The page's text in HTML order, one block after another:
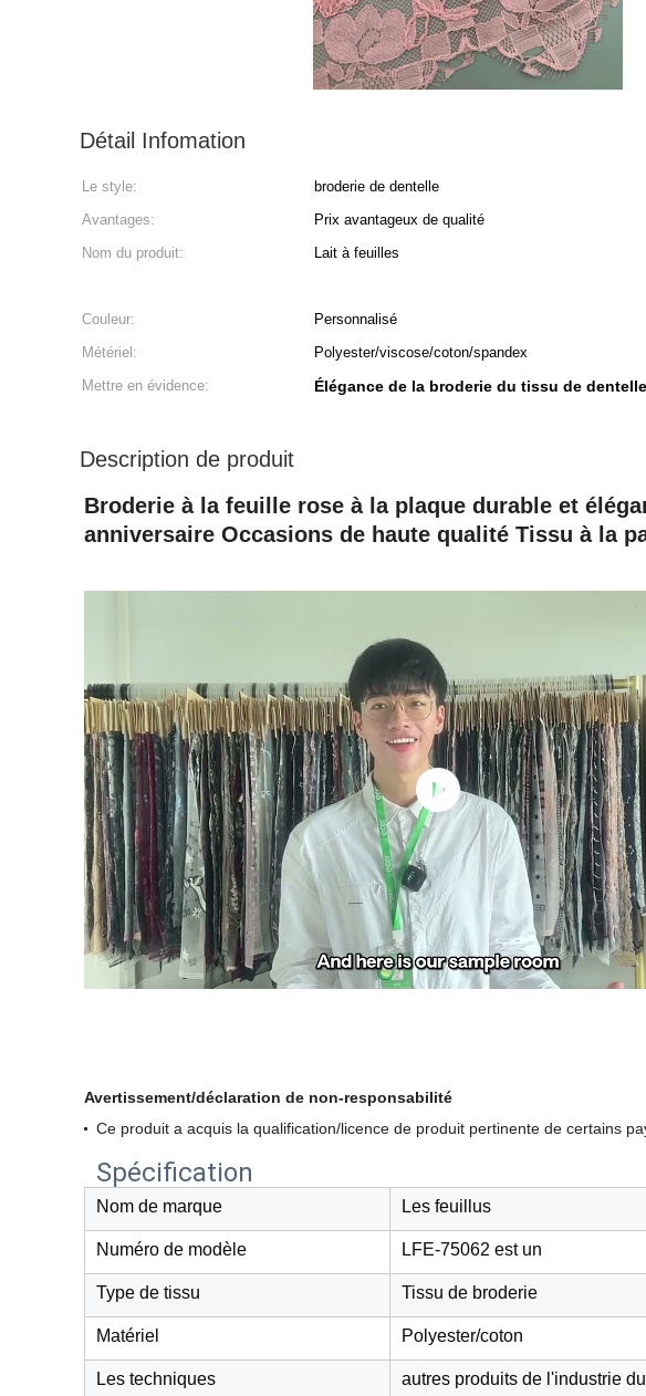
Détail Infomation
Le style: broderie de dentelle
Avantages:
Prix avantageux de qualité
Nom du produit:
Lait à feuilles
Couleur:
Personnalisé
Métériel:
Polyester/viscose/coton/spandex
Mettre en évidence:
Élégance de la broderie du tissu de dentelle
Description de produit
Broderie à la feuille rose à la plaque durable et
anniversaire Occasions de haute qualité Tissu à la
Avertissement/déclaration de non-responsabilité
Ce produit a acquis la qualification/licence de produit pertinente de certains
Spécification
Nom de marque Les feuillus
Numéro de modèle LFE-75062 est un
Type de tissu Tissu de broderie
Matériel Polyester/coton
Les techniques autres produits de l'industrie